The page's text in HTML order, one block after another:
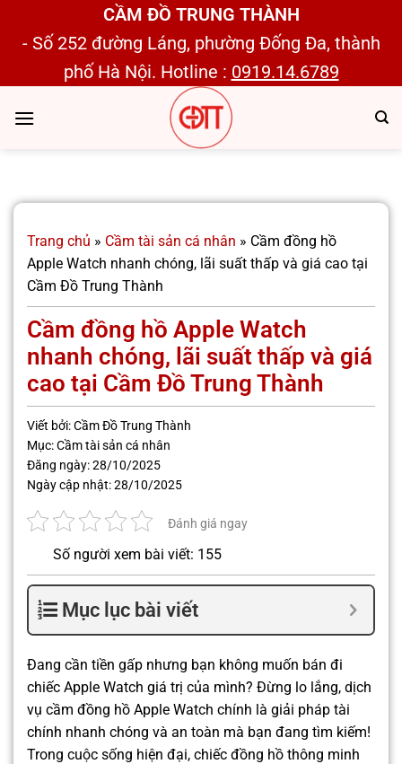
CẦM ĐỒ TRUNG THÀNH
- Số 252 đường Láng, phường Đống Đa, thành
phố Hà Nội. Hotline : 0919.14.6789
Trang chủ » Cầm tài sản cá nhân » Cầm đồng hồ
Apple Watch nhanh chóng, lãi suất thấp và giá cao tại
Cầm Đồ Trung Thành
Cầm đồng hồ Apple Watch
nhanh chóng, lãi suất thấp và giá
cao tại Cầm Đồ Trung Thành
Viết bởi:Cầm Đồ Trung Thành
Mục:Cầm tài sản cá nhân
Đăng ngày:28/10/2025
Ngày cập nhật:28/10/2025
Đánh giá ngay
Số người xem bài viết: 155
Mục lục bài viết
Đang cần tiền gấp nhưng bạn không muốn bán đi
chiếc Apple Watch giá trị của mình? Đừng lo lắng, dịch
vụ cầm đồng hồ Apple Watch chính là giải pháp tài
chính nhanh chóng và an toàn mà bạn đang tìm kiếm!
Trong cuộc sống hiện đại, chiếc đồng hồ thông minh